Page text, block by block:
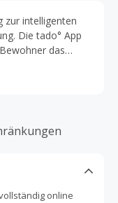
zur intelligenten
Die tado° App
das
nähert, wärmt
Features wie
oder das
der Kosten.
online